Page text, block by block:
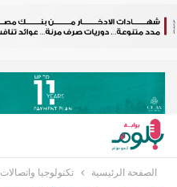
الصفحة الرئيسية تكنولوجيا واتصالات